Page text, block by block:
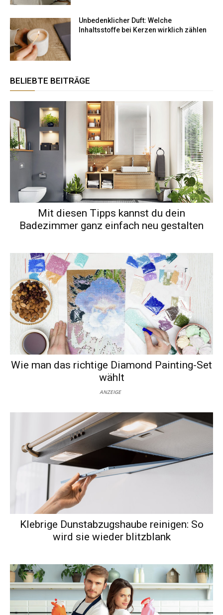
Unbedenklicher Duft: Welche
Inhaltsstoffe bei Kerzen wirklich zählen
BELIEBTE BEITRÄGE
Mit diesen Tipps kannst du dein
Badezimmer ganz einfach neu gestalten
Wie man das richtige Diamond Painting-Set
wählt
ANZEIGE
Klebrige Dunstabzugshaube reinigen: So
wird sie wieder blitzblank